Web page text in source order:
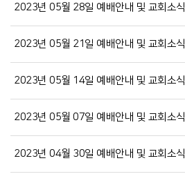
2023년 05월 28일 예배안내 및 교회소식
2023년 05월 21일 예배안내 및 교회소식
2023년 05월 14일 예배안내 및 교회소식
2023년 05월 07일 예배안내 및 교회소식
2023년 04월 30일 예배안내 및 교회소식